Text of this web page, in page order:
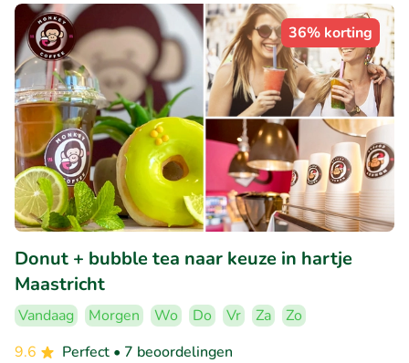
36% korting
Donut + bubble tea naar keuze in hartje
Maastricht
Vandaag Morgen Wo Do Vr Za
Zo
9.6
Perfect • 7 beoordelingen